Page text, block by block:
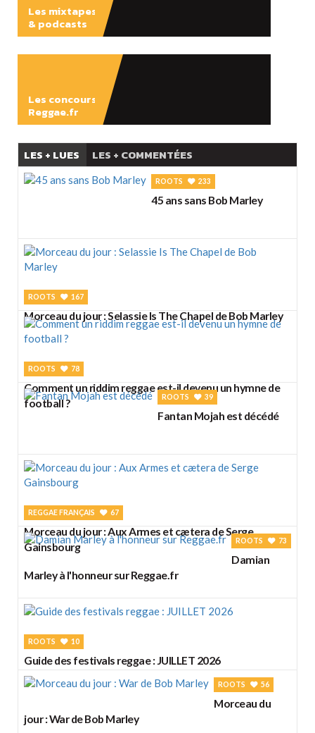
Les mixtapes
& podcasts
Les concours
Reggae.fr
LES + LUES LES + COMMENTÉES
ROOTS 233
45 ans sans Bob Marley
ROOTS 167
Morceau du jour : Selassie Is The Chapel de Bob Marley
ROOTS 78
Comment un riddim reggae est-il devenu un hymne de
football ?
ROOTS 39
Fantan Mojah est décédé
REGGAE FRANÇAIS 67
Morceau du jour : Aux Armes et cætera de Serge
Gainsbourg
ROOTS 73
Damian
Marley à l'honneur sur Reggae.fr
ROOTS 10
Guide des festivals reggae : JUILLET 2026
ROOTS 56
Morceau du
jour : War de Bob Marley